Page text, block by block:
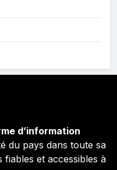
d’information
du pays dans toute sa
fiables et accessibles à